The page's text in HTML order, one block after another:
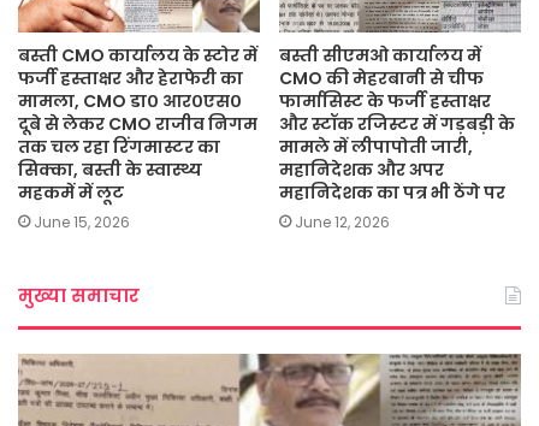
बस्ती CMO कार्यालय के स्टोर में
फर्जी हस्ताक्षर और हेराफेरी का
मामला, CMO डा० आर०एस०
दूबे से लेकर CMO राजीव निगम
तक चल रहा रिंगमास्टर का
सिक्का, बस्ती के स्वास्थ्य
महकमें में लूट
June 15, 2026
बस्ती सीएमओ कार्यालय में
CMO की मेहरबानी से चीफ
फार्मासिस्ट के फर्जी हस्ताक्षर
और स्टॉक रजिस्टर में गड़बड़ी के
मामले में लीपापोती जारी,
महानिदेशक और अपर
महानिदेशक का पत्र भी ठेंगे पर
June 12, 2026
मुख्या समाचार